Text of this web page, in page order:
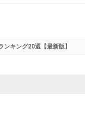
キング20選【最新版】